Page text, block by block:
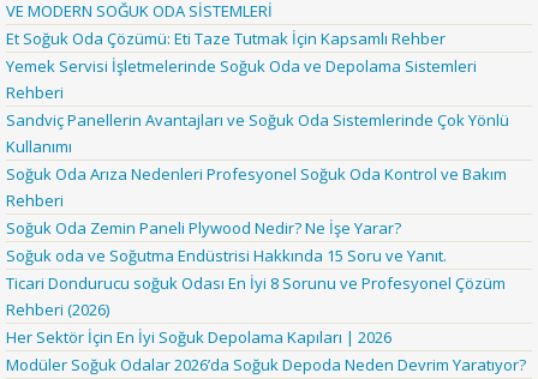
VE MODERN SOĞUK ODA SİSTEMLERİ
Et Soğuk Oda Çözümü: Eti Taze Tutmak İçin Kapsamlı Rehber
Yemek Servisi İşletmelerinde Soğuk Oda ve Depolama Sistemleri
Rehberi
Sandviç Panellerin Avantajları ve Soğuk Oda Sistemlerinde Çok Yönlü
Kullanımı
Soğuk Oda Arıza Nedenleri Profesyonel Soğuk Oda Kontrol ve Bakım
Rehberi
Soğuk Oda Zemin Paneli Plywood Nedir? Ne İşe Yarar?
Soğuk oda ve Soğutma Endüstrisi Hakkında 15 Soru ve Yanıt.
Ticari Dondurucu soğuk Odası En İyi 8 Sorunu ve Profesyonel Çözüm
Rehberi (2026)
Her Sektör İçin En İyi Soğuk Depolama Kapıları | 2026
Modüler Soğuk Odalar 2026’da Soğuk Depoda Neden Devrim Yaratıyor?